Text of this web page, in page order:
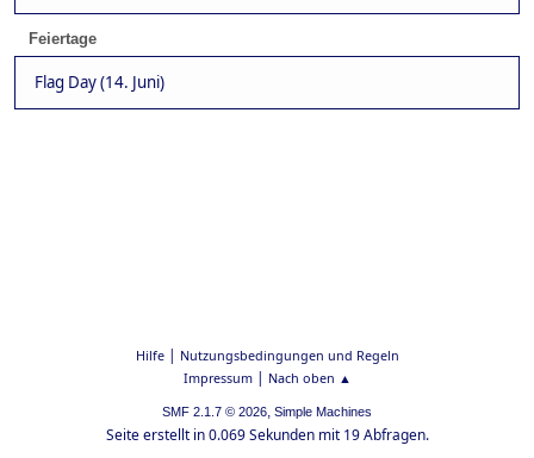
Feiertage
Flag Day (14. Juni)
Hilfe| Nutzungsbedingungen und Regeln
Impressum| Nach oben ▲
SMF 2.1.7 © 2026, Simple Machines
Seite erstellt in 0.069 Sekunden mit 19 Abfragen.